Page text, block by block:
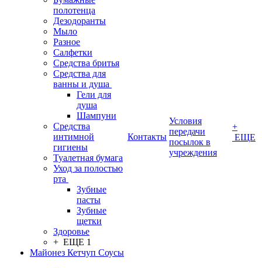
полотенца
Дезодоранты
Мыло
Разное
Салфетки
Средства бритья
Средства для
ванны и душа
Гели для
душа
Шампуни
Средства
интимной
гигиены
Туалетная бумага
Уход за полостью
рта
Зубные
пасты
Зубные
щетки
Здоровье
+ ЕЩЕ 1
Майонез Кетчуп Соусы
Контакты
Условия
передачи
посылок в
учреждения
+
ЕЩЕ